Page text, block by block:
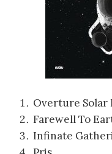
Overture Solar
Farewell To
Infinate